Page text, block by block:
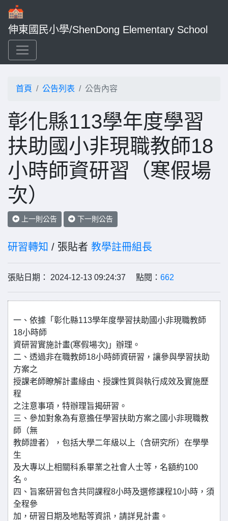
伸東國民小學/ShenDong Elementary School
首頁 公告列表 公告內容
彰化縣113學年度學習
扶助國小非現職教師18
小時師資研習（寒假場
次）
上一則公告 下一則公告
研習轉知 / 張貼者 教學註冊組長
張貼日期： 2024-12-13 09:24:37 點閱： 662
一、依據「彰化縣113學年度學習扶助國小非現職教師
18小時師
資研習實施計畫(寒假場次)」辦理。
二、透過非在職教師18小時師資研習，讓參與學習扶助
方案之
授課老師瞭解計畫緣由、授課性質與執行成效及實施歷
程
之注意事項，特辦理旨揭研習。
三、參加對象為有意擔任學習扶助方案之國小非現職教
師（無
教師證者），包括大學二年級以上（含研究所）在學學
生
及大專以上相關科系畢業之社會人士等，名額約100
名。
四、旨案研習包含共同課程8小時及選修課程10小時，須
全程參
加，研習日期及地點等資訊，請詳見計畫。